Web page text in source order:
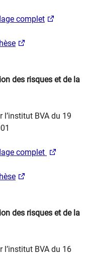
complet
des risques et de la
l’institut BVA du 19
complet
des risques et de la
l’institut BVA du 16